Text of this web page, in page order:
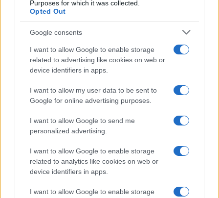
Purposes for which it was collected.
Opted Out
Google consents
I want to allow Google to enable storage
related to advertising like cookies on web or
device identifiers in apps.
I want to allow my user data to be sent to
Google for online advertising purposes.
I want to allow Google to send me
personalized advertising.
I want to allow Google to enable storage
related to analytics like cookies on web or
device identifiers in apps.
I want to allow Google to enable storage
Martina Agostina Diturco
I nostri cari
I nostri cari